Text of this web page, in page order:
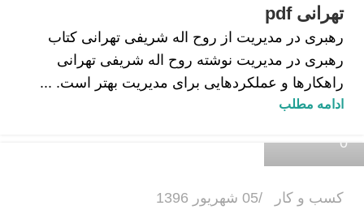
تهرانی pdf
رهبری در مدیریت از روح اله شریفی تهرانی کتاب
رهبری در مدیریت نوشته روح اله شریفی تهرانی
راهکارها و عملکردهایی برای مدیریت بهتر است. ...
ادامه مطلب
زهرا داودی
0
کسب و کار 05 شهریور 1396